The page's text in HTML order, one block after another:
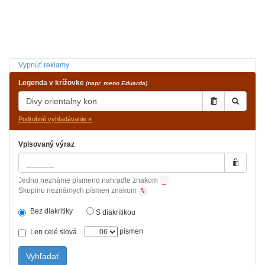
Vypnúť reklamy
Legenda v krížovke (napr. meno Eduarda)
Podrobné vyhľadávanie »
Vpisovaný výraz
Jedno neznáme písmeno nahraďte znakom
Skupinu neznámych písmen znakom %
Bez diakritiky S diakritikou
Len celé slová písmen
Vyhľadať